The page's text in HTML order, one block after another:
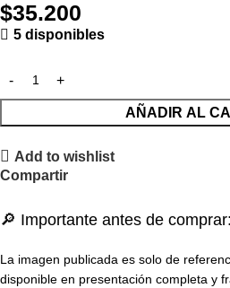
$35.200
5 disponibles
AÑADIR AL
Add to wishlist
Compartir
🔎 Importante antes de
La imagen publicada es solo de
disponible en presentación completa y